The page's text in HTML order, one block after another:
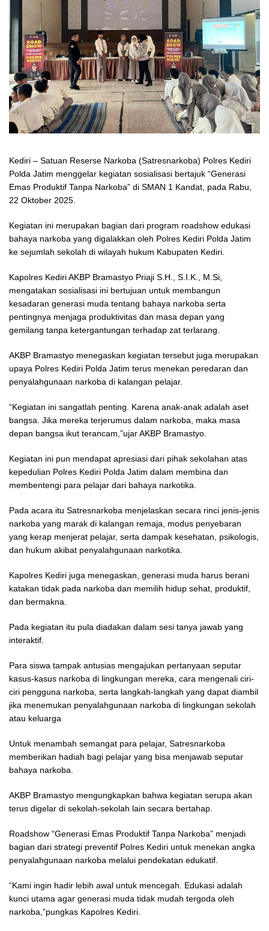
Kediri – Satuan Reserse Narkoba (Satresnarkoba) Polres Kediri
Polda Jatim menggelar kegiatan sosialisasi bertajuk “Generasi
Emas Produktif Tanpa Narkoba” di SMAN 1 Kandat, pada Rabu,
22 Oktober 2025.
Kegiatan ini merupakan bagian dari program roadshow edukasi
bahaya narkoba yang digalakkan oleh Polres Kediri Polda Jatim
ke sejumlah sekolah di wilayah hukum Kabupaten Kediri.
Kapolres Kediri AKBP Bramastyo Priaji S.H., S.I.K., M.Si,
mengatakan sosialisasi ini bertujuan untuk membangun
kesadaran generasi muda tentang bahaya narkoba serta
pentingnya menjaga produktivitas dan masa depan yang
gemilang tanpa ketergantungan terhadap zat terlarang.
AKBP Bramastyo menegaskan kegiatan tersebut juga merupakan
upaya Polres Kediri Polda Jatim terus menekan peredaran dan
penyalahgunaan narkoba di kalangan pelajar.
“Kegiatan ini sangatlah penting. Karena anak-anak adalah aset
bangsa. Jika mereka terjerumus dalam narkoba, maka masa
depan bangsa ikut terancam,”ujar AKBP Bramastyo.
Kegiatan ini pun mendapat apresiasi dari pihak sekolahan atas
kepedulian Polres Kediri Polda Jatim dalam membina dan
membentengi para pelajar dari bahaya narkotika.
Pada acara itu Satresnarkoba menjelaskan secara rinci jenis-jenis
narkoba yang marak di kalangan remaja, modus penyebaran
yang kerap menjerat pelajar, serta dampak kesehatan, psikologis,
dan hukum akibat penyalahgunaan narkotika.
Kapolres Kediri juga menegaskan, generasi muda harus berani
katakan tidak pada narkoba dan memilih hidup sehat, produktif,
dan bermakna.
Pada kegiatan itu pula diadakan dalam sesi tanya jawab yang
interaktif.
Para siswa tampak antusias mengajukan pertanyaan seputar
kasus-kasus narkoba di lingkungan mereka, cara mengenali ciri-
ciri pengguna narkoba, serta langkah-langkah yang dapat diambil
jika menemukan penyalahgunaan narkoba di lingkungan sekolah
atau keluarga
Untuk menambah semangat para pelajar, Satresnarkoba
memberikan hadiah bagi pelajar yang bisa menjawab seputar
bahaya narkoba.
AKBP Bramastyo mengungkapkan bahwa kegiatan serupa akan
terus digelar di sekolah-sekolah lain secara bertahap.
Roadshow “Generasi Emas Produktif Tanpa Narkoba” menjadi
bagian dari strategi preventif Polres Kediri untuk menekan angka
penyalahgunaan narkoba melalui pendekatan edukatif.
“Kami ingin hadir lebih awal untuk mencegah. Edukasi adalah
kunci utama agar generasi muda tidak mudah tergoda oleh
narkoba,”pungkas Kapolres Kediri.